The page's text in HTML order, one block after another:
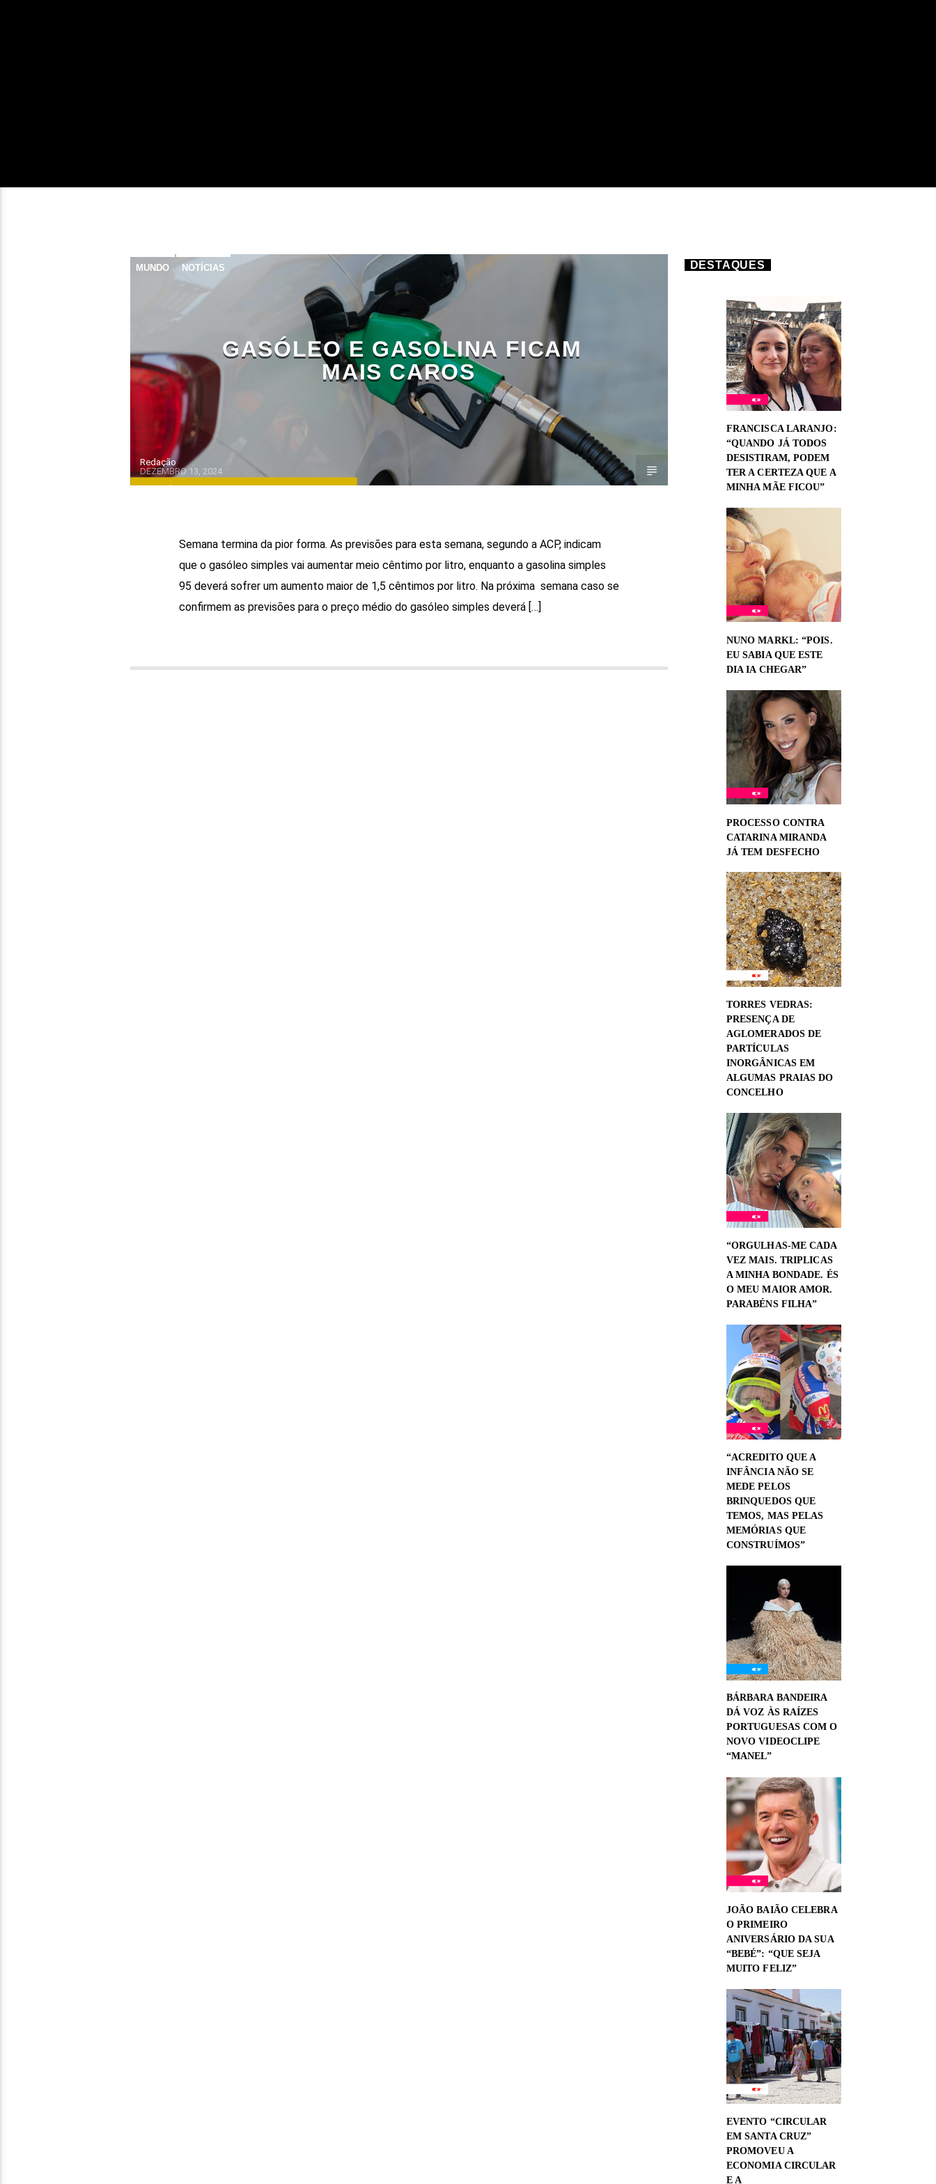
MUNDO NOTÍCIAS
GASÓLEO E GASOLINA FICAM
MAIS CAROS
Redação
DEZEMBRO 13, 2024
Semana termina da pior forma. As previsões para esta semana, segundo a ACP, indicam
que o gasóleo simples vai aumentar meio cêntimo por litro, enquanto a gasolina simples
95 deverá sofrer um aumento maior de 1,5 cêntimos por litro. Na próxima semana caso se
confirmem as previsões para o preço médio do gasóleo simples deverá […]
DESTAQUES
FRANCISCA LARANJO:
“QUANDO JÁ TODOS
DESISTIRAM, PODEM
TER A CERTEZA QUE A
MINHA MÃE FICOU”
NUNO MARKL: “POIS.
EU SABIA QUE ESTE
DIA IA CHEGAR”
PROCESSO CONTRA
CATARINA MIRANDA
JÁ TEM DESFECHO
TORRES VEDRAS:
PRESENÇA DE
AGLOMERADOS DE
PARTÍCULAS
INORGÂNICAS EM
ALGUMAS PRAIAS DO
CONCELHO
“ORGULHAS-ME CADA
VEZ MAIS. TRIPLICAS
A MINHA BONDADE. ÉS
O MEU MAIOR AMOR.
PARABÉNS FILHA”
“ACREDITO QUE A
INFÂNCIA NÃO SE
MEDE PELOS
BRINQUEDOS QUE
TEMOS, MAS PELAS
MEMÓRIAS QUE
CONSTRUÍMOS”
BÁRBARA BANDEIRA
DÁ VOZ ÀS RAÍZES
PORTUGUESAS COM O
NOVO VIDEOCLIPE
“MANEL”
JOÃO BAIÃO CELEBRA
O PRIMEIRO
ANIVERSÁRIO DA SUA
“BEBÉ”: “QUE SEJA
MUITO FELIZ”
EVENTO “CIRCULAR
EM SANTA CRUZ”
PROMOVEU A
ECONOMIA CIRCULAR
E A